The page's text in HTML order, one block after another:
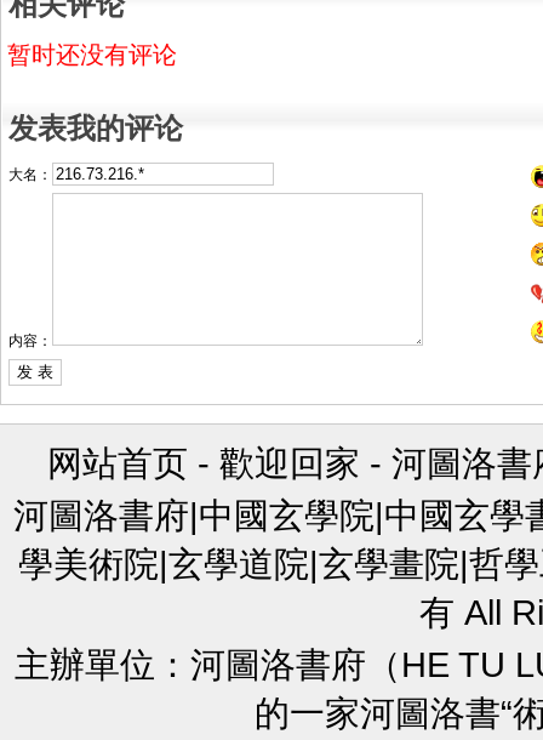
暂时还没有评论
发表我的评论
大名：
内容：
网站首页 - 歡迎回家 - 河圖洛書
河圖洛書府|中國玄學院|中國玄
學美術院|玄學道院|玄學畫院|哲
有 All
主辦單位：河圖洛書府（HE TU
的一家河圖洛書“